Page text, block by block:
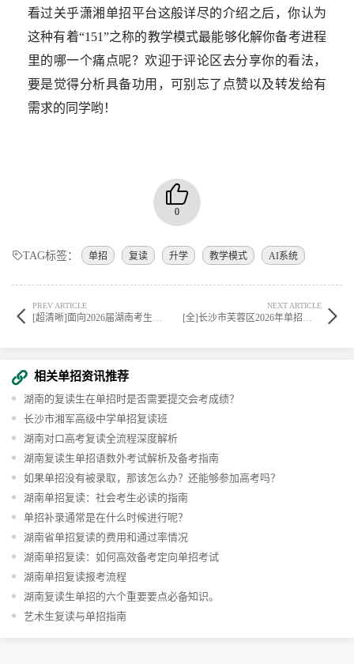
看过关乎潇湘单招平台这般详尽的介绍之后，你认为
这种有着“151”之称的教学模式最能够化解你备考进程
里的哪一个痛点呢？欢迎于评论区去分享你的看法，
要是觉得分析具备功用，可别忘了点赞以及转发给有
需求的同学哟！
0
TAG标签： 单招 复读 升学 教学模式 AI系统
PREV ARTICLE
[超清晰]面向2026届湖南考生的单招复读早鸟班招生简章来袭
NEXT ARTICLE
[全]长沙市芙蓉区2026年单招复读培训招生简章公布
相关单招资讯推荐
湖南的复读生在单招时是否需要提交会考成绩？
长沙市湘军高级中学单招复读班
湖南对口高考复读全流程深度解析
湖南复读生单招语数外考试解析及备考指南
如果单招没有被录取，那该怎么办？还能够参加高考吗？
湖南单招复读：社会考生必读的指南
单招补录通常是在什么时候进行呢？
湖南省单招复读的费用和通过率情况
湖南单招复读：如何高效备考定向单招考试
湖南单招复读报考流程
湖南复读生单招的六个重要要点必备知识。
艺术生复读与单招指南